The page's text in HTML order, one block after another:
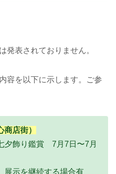
発表されておりません。
容を以下に示します。ご参
店街）
夕飾り鑑賞 7月7日〜7月
展示を継続する場合有